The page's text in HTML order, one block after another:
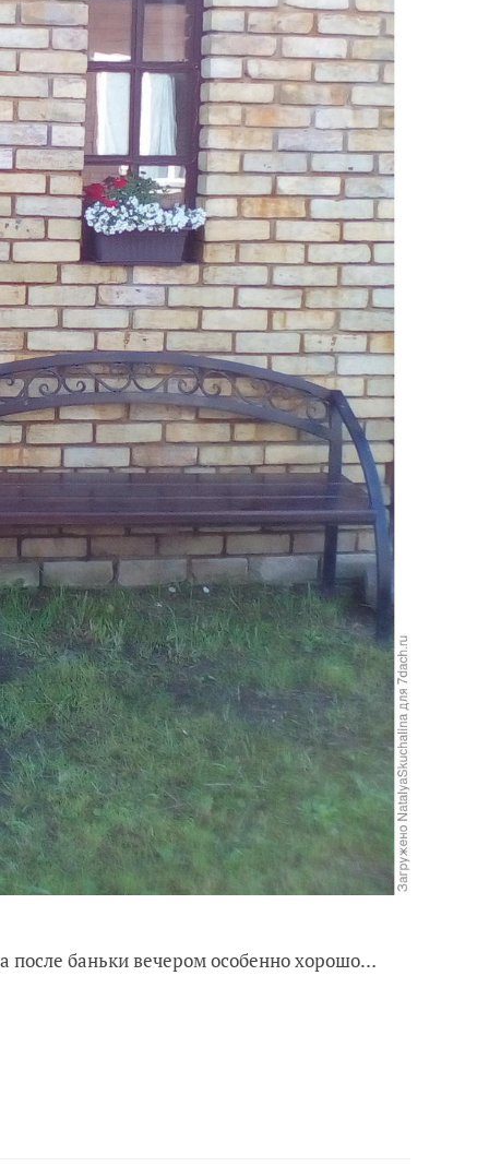
после баньки вечером особенно хорошо…